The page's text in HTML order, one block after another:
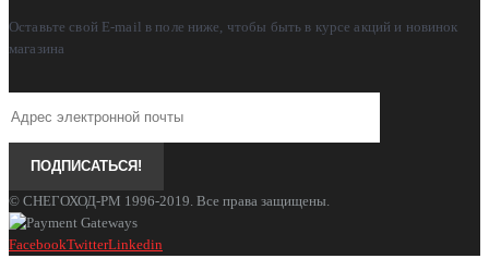
Оставьте свой E-mail в поле ниже, чтобы быть в курсе акций и новинок
магазина
© СНЕГОХОД-РМ 1996-2019. Все права защищены.
FacebookTwitterLinkedin